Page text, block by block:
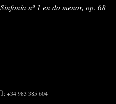
Sinfonía nº 1 en do menor, op. 68
: +34 983 385 604